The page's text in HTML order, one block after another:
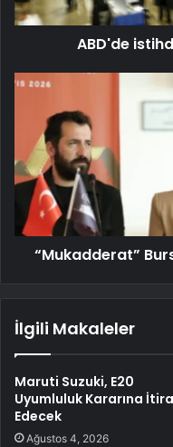
ABD'de
“Mukadderat”
İlgili Makaleler
Maruti Suzuki, E20
Uyumluluk Kararına
Edecek
Ağustos 4, 2026